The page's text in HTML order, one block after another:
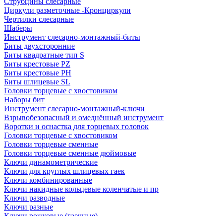
Циркули разметочные -Кронциркули
Чертилки слесарные
Шаберы
Инструмент слесарно-монтажный-биты
Биты двухсторонние
Биты квадратные тип S
Биты крестовые РZ
Биты крестовые РН
Биты шлицевые SL
Головки торцевые с хвостовиком
Наборы бит
Инструмент слесарно-монтажный-ключи
Взрывобезопасный и омеднённый инструмент
Воротки и оснаcтка для торцевых головок
Головки торцевые с хвостовиком
Головки торцевые сменные
Головки торцевые сменные дюймовые
Ключи динамометрические
Ключи для круглых шлицевых гаек
Ключи комбинированные
Ключи накидные кольцевые коленчатые и пр
Ключи разводные
Ключи разные